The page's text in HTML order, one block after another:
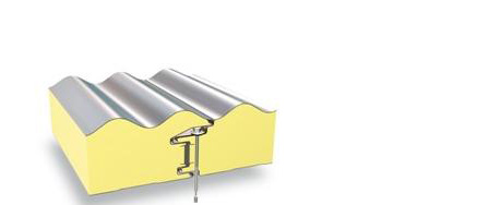
Speciální panely
Chladírenské a mrazírenské dveře
Drátěné stěny
Doplňkový materiál